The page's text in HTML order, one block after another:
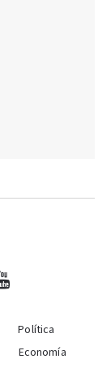
Política
Economía